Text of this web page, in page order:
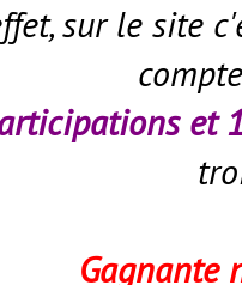
sur le site
et
Gagnante